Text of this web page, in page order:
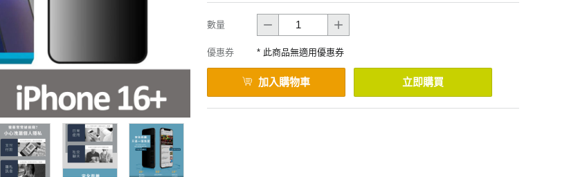
數量
優惠券 * 此商品無適用優惠券
加入購物車 立即購買